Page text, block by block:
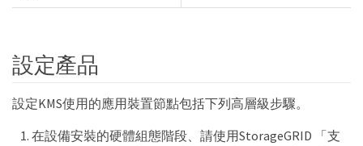
設定產品
設定KMS使用的應用裝置節點包括下列高層級步驟。
在設備安裝的硬體組態階段、請使用StorageGRID 「支